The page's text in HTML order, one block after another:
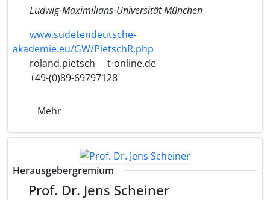
Ludwig-Maximilians-Universität München
www.sudetendeutsche-
akademie.eu/GW/PietschR.php
roland.pietsch
t-online.de
+49-(0)89-69797128
Mehr
Herausgebergremium
Prof. Dr. Jens Scheiner